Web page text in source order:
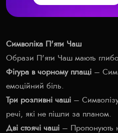
Символіка П'яти Чаш
Образи П'яти Чаш мають
Фігура в чорному плащі –
емоційний біль.
Три розливні чаші –
речі, які не пішли за планом.
Дві стоячі чаші – Пропонують